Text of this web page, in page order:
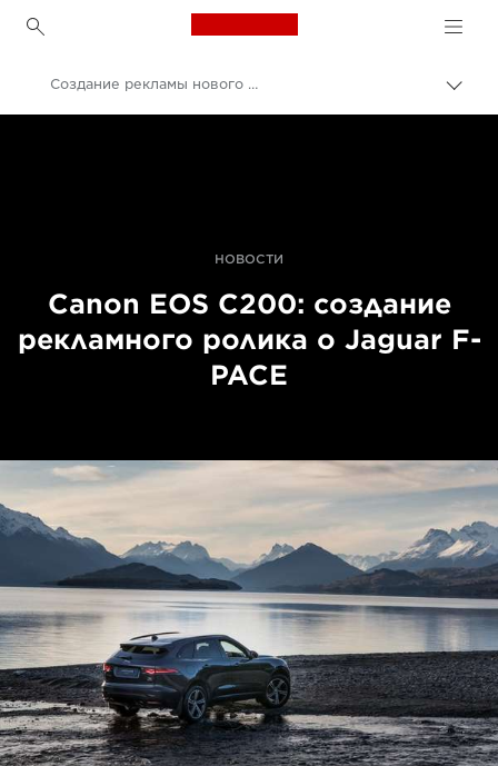
Canon Logo, back to
Создание рекламы нового Jaguar F-PACE
НОВОСТИ
Canon EOS C200: создание
рекламного ролика о Jaguar F-
PACE